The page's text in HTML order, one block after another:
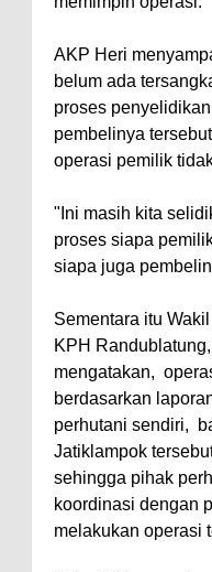
AKP Heri
belum ada
proses
pembelinya
operasi pemilik
"Ini masih kita
proses siapa
siapa juga
Sementara itu
KPH
mengatakan,
berdasarkan
perhutani sendiri,
Jatiklampok
sehingga pihak
koordinasi dengan
melakukan operasi